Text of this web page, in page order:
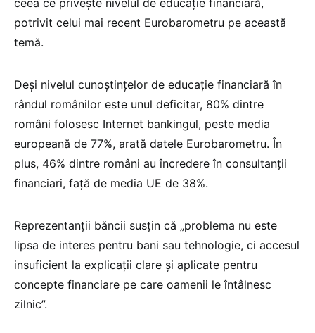
ceea ce privește nivelul de educație financiară,
potrivit celui mai recent Eurobarometru pe această
temă.
Deși nivelul cunoștințelor de educație financiară în
rândul românilor este unul deficitar, 80% dintre
români folosesc Internet bankingul, peste media
europeană de 77%, arată datele Eurobarometru. În
plus, 46% dintre români au încredere în consultanții
financiari, față de media UE de 38%.
Reprezentanții băncii susțin că „problema nu este
lipsa de interes pentru bani sau tehnologie, ci accesul
insuficient la explicații clare și aplicate pentru
concepte financiare pe care oamenii le întâlnesc
zilnic”.